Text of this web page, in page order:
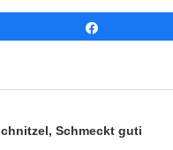
Schmeckt guti